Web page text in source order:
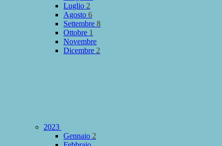
Luglio 2
Agosto 6
Settembre 8
Ottobre 1
Novembre
Dicembre 2
2023
Gennaio 2